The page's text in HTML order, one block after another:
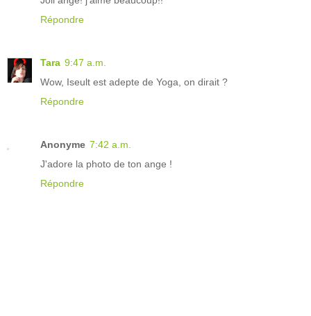
Répondre
Tara 9:47 a.m.
Wow, Iseult est adepte de Yoga, on dirait ?
Répondre
Anonyme 7:42 a.m.
J'adore la photo de ton ange !
Répondre